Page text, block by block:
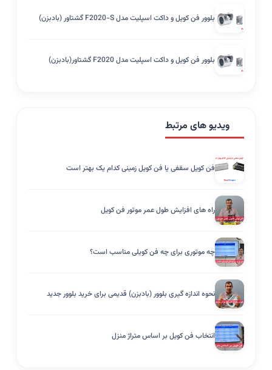
بلوور فن کویل و داکت اسپلیت مدل F2020-S گشتاور (بادبزن)
بلوور فن کویل و داکت اسپلیت مدل F2020 گشتاور(بادبزن)
ویدیو های مرتبط
فن کویل سقفی یا فن کویل زمینی کدام یک بهتر است
راه های افزایش طول عمر موتور فن کویل
چه موتوری برای چه فن کویلی مناسب است؟
نحوه اندازه گیری بلوور (بادبزن) قدیمی برای خرید بلوور جدید
انتخاب فن کویل بر اساس متراژ منزل